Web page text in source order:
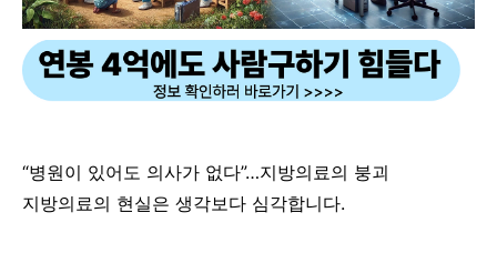
“병원이 있어도 의사가 없다”…지방의료의 붕괴
지방의료의 현실은 생각보다 심각합니다.